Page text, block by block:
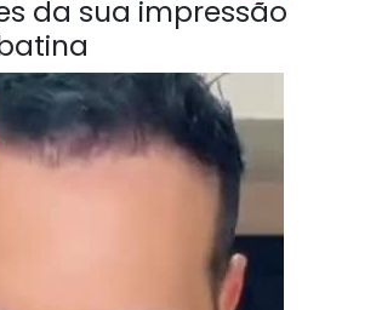
da sua impressão